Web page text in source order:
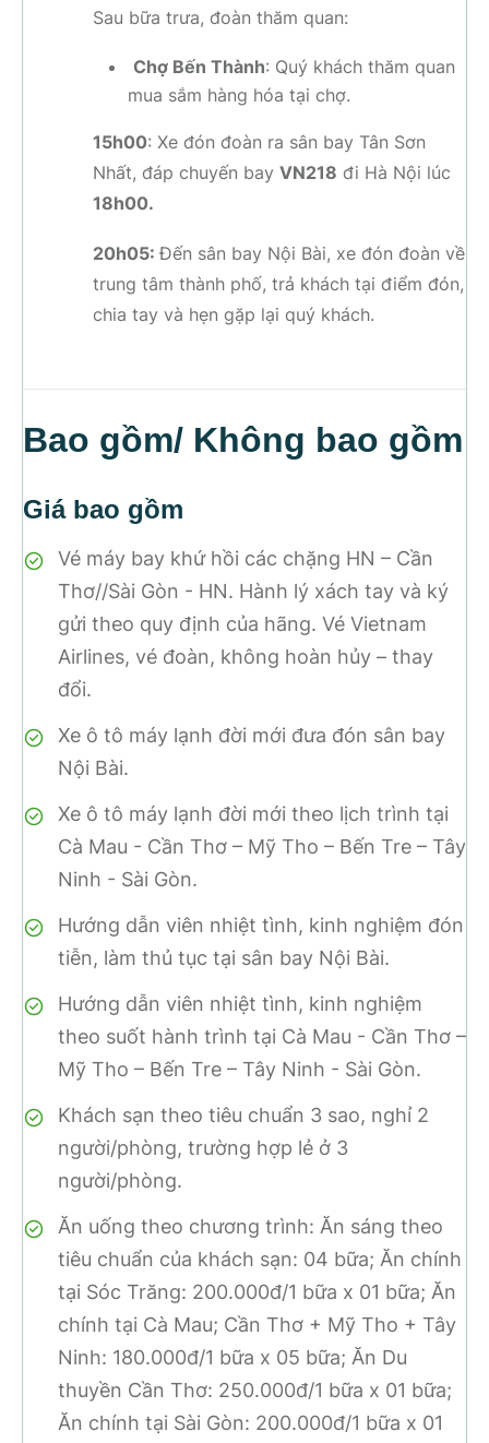
Sau bữa trưa, đoàn thăm quan:
Chợ Bến Thành: Quý khách thăm quan
mua sắm hàng hóa tại chợ.
15h00: Xe đón đoàn ra sân bay Tân Sơn
Nhất, đáp chuyến bay VN218 đi Hà Nội lúc
18h00.
20h05: Đến sân bay Nội Bài, xe đón đoàn về
trung tâm thành phố, trả khách tại điểm đón,
chia tay và hẹn gặp lại quý khách.
Bao gồm/ Không bao gồm
Giá bao gồm
Vé máy bay khứ hồi các chặng HN – Cần
Thơ//Sài Gòn - HN. Hành lý xách tay và ký
gửi theo quy định của hãng. Vé Vietnam
Airlines, vé đoàn, không hoàn hủy – thay
đổi.
Xe ô tô máy lạnh đời mới đưa đón sân bay
Nội Bài.
Xe ô tô máy lạnh đời mới theo lịch trình tại
Cà Mau - Cần Thơ – Mỹ Tho – Bến Tre – Tây
Ninh - Sài Gòn.
Hướng dẫn viên nhiệt tình, kinh nghiệm đón
tiễn, làm thủ tục tại sân bay Nội Bài.
Hướng dẫn viên nhiệt tình, kinh nghiệm
theo suốt hành trình tại Cà Mau - Cần Thơ –
Mỹ Tho – Bến Tre – Tây Ninh - Sài Gòn.
Khách sạn theo tiêu chuẩn 3 sao, nghỉ 2
người/phòng, trường hợp lẻ ở 3
người/phòng.
Ăn uống theo chương trình: Ăn sáng theo
tiêu chuẩn của khách sạn: 04 bữa; Ăn chính
tại Sóc Trăng: 200.000đ/1 bữa x 01 bữa; Ăn
chính tại Cà Mau; Cần Thơ + Mỹ Tho + Tây
Ninh: 180.000đ/1 bữa x 05 bữa; Ăn Du
thuyền Cần Thơ: 250.000đ/1 bữa x 01 bữa;
Ăn chính tại Sài Gòn: 200.000đ/1 bữa x 01